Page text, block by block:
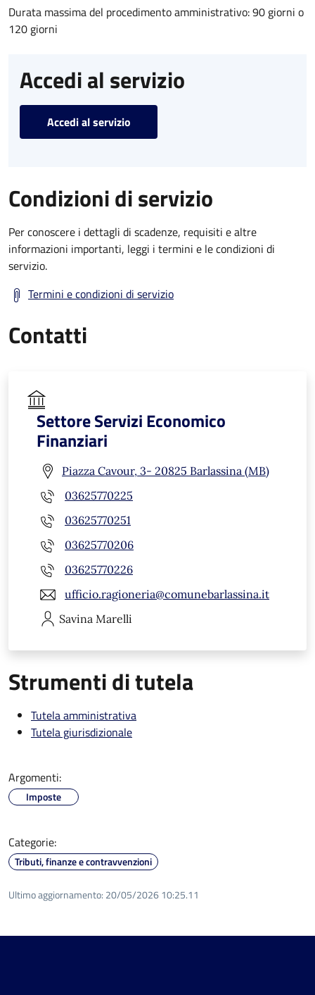
Durata massima del procedimento amministrativo: 90 giorni o
120 giorni
Accedi al servizio
Accedi al servizio
Condizioni di servizio
Per conoscere i dettagli di scadenze, requisiti e altre
informazioni importanti, leggi i termini e le condizioni di
servizio.
Termini e condizioni di servizio
Contatti
Settore Servizi Economico
Finanziari
Piazza Cavour, 3- 20825 Barlassina (MB)
03625770225
03625770251
03625770206
03625770226
ufficio.ragioneria@comunebarlassina.it
Savina Marelli
Strumenti di tutela
Tutela amministrativa
Tutela giurisdizionale
Argomenti:
Imposte
Categorie:
Tributi, finanze e contravvenzioni
Ultimo aggiornamento: 20/05/2026 10:25.11